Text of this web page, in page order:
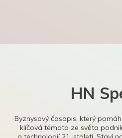
HN
Byznysový časopis, který
klíčová témata ze světa